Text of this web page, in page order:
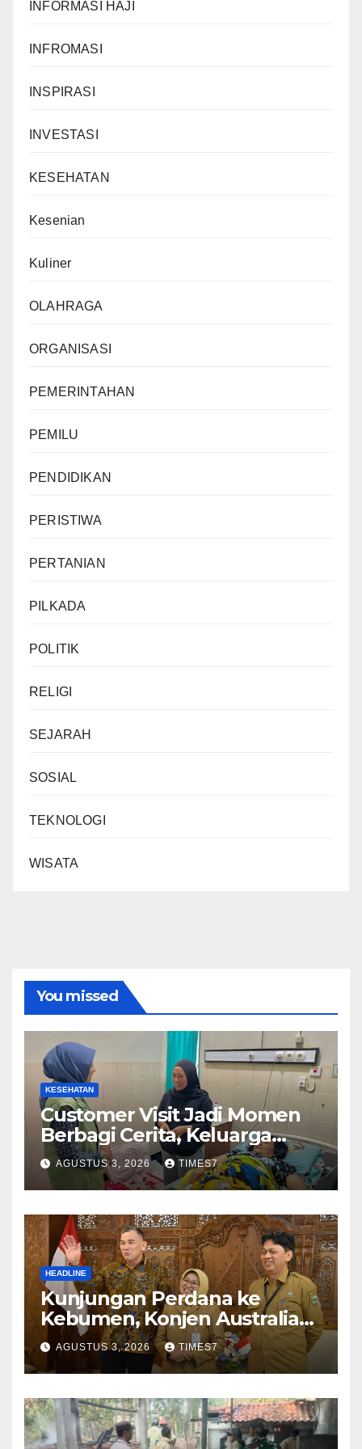
INFORMASI HAJI
INFROMASI
INSPIRASI
INVESTASI
KESEHATAN
Kesenian
Kuliner
OLAHRAGA
ORGANISASI
PEMERINTAHAN
PEMILU
PENDIDIKAN
PERISTIWA
PERTANIAN
PILKADA
POLITIK
RELIGI
SEJARAH
SOSIAL
TEKNOLOGI
WISATA
You missed
KESEHATAN
Customer Visit Jadi Momen
Berbagi Cerita, Keluarga
Nurhayati Rasakan Manfaat
NyataProgram JKN
AGUSTUS 3, 2026 TIMES7
HEADLINE
Kunjungan Perdana ke
Kebumen, Konjen Australia
Jajaki Kerja Sama Pariwisata
hingga Pendidikan
AGUSTUS 3, 2026 TIMES7